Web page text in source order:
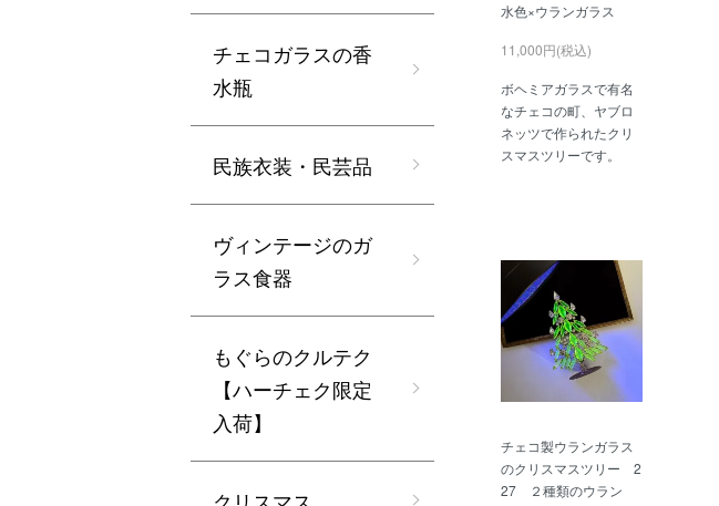
水色×ウランガラス
11,000円(税込)
ボヘミアガラスで有名
なチェコの町、ヤブロ
ネッツで作られたクリ
スマスツリーです。
チェコ製ウランガラス
のクリスマスツリー 2
27 ２種類のウラン
チェコガラスの香
水瓶
民族衣装・民芸品
ヴィンテージのガ
ラス食器
もぐらのクルテク
【ハーチェク限定
入荷】